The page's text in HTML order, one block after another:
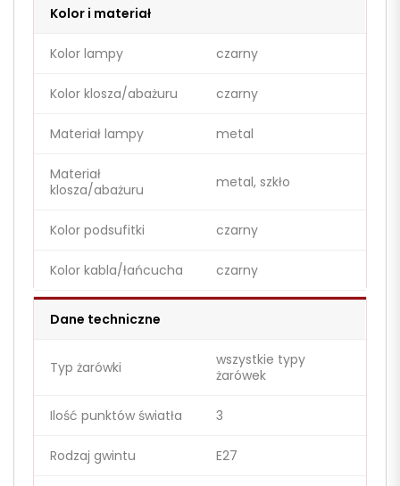
Kolor i materiał
Kolor lampy czarny
Kolor klosza/abażuru czarny
Materiał lampy metal
Materiał
klosza/abażuru
metal, szkło
Kolor podsufitki czarny
Kolor kabla/łańcucha czarny
Dane techniczne
Typ żarówki
wszystkie typy
żarówek
Ilość punktów światła 3
Rodzaj gwintu E27